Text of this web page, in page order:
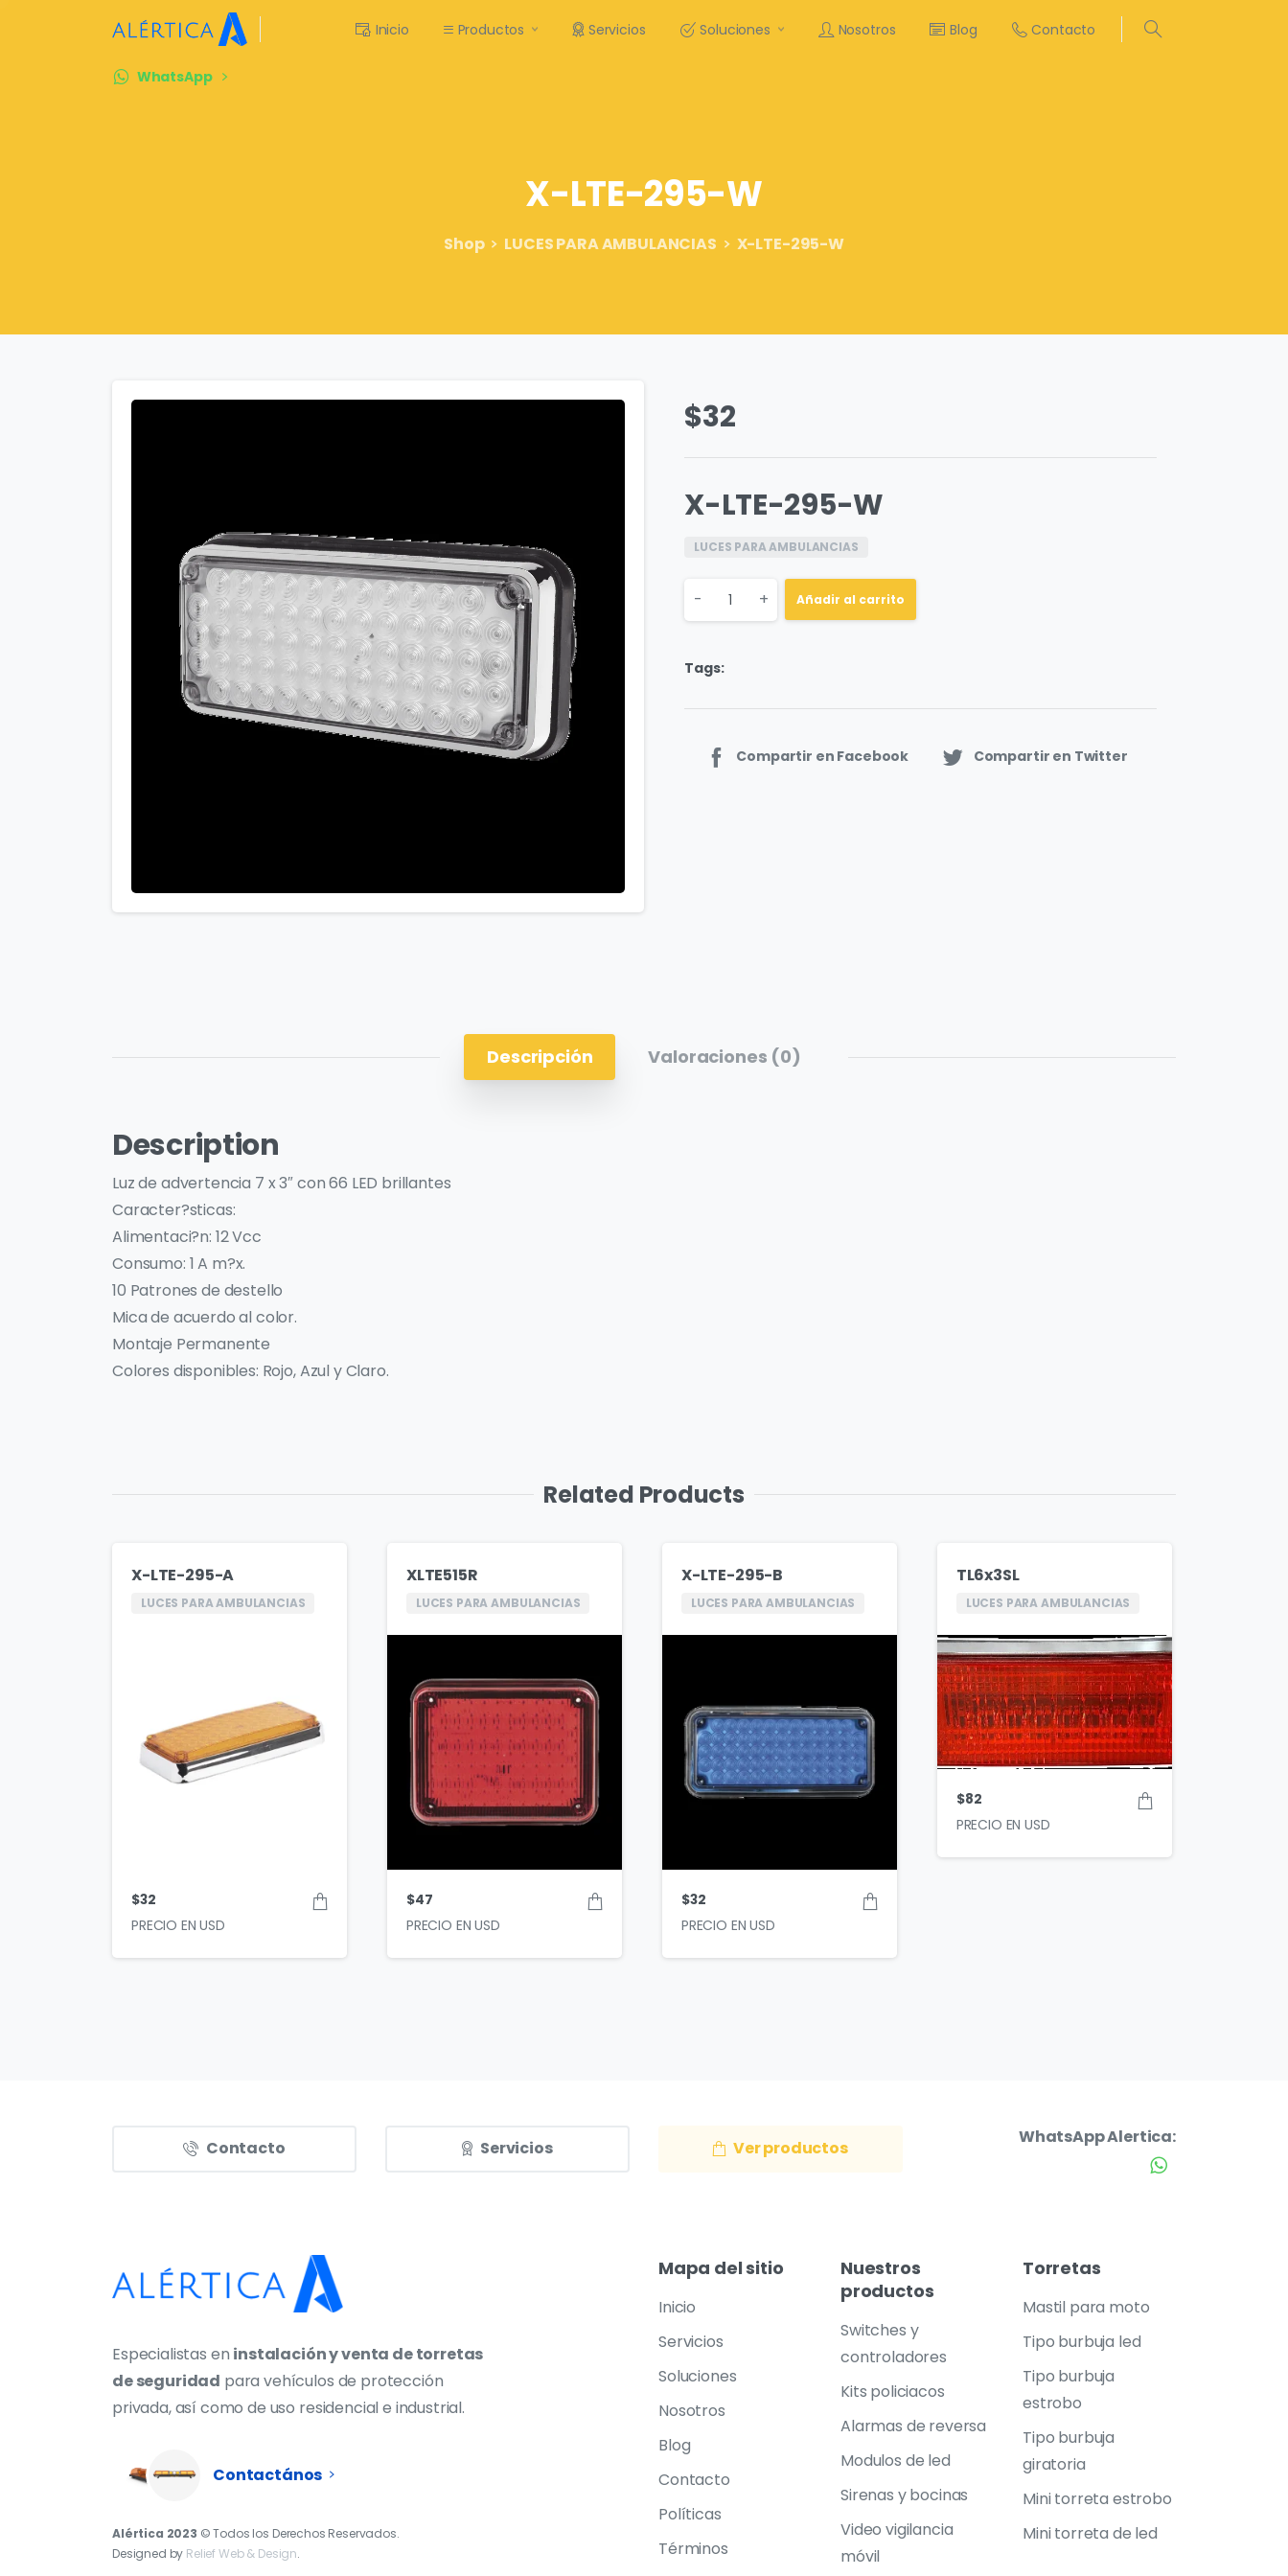
Inicio Productos Servicios Soluciones Nosotros Blog Contacto
Search
WhatsApp
X-LTE-295-W
Shop LUCES PARA AMBULANCIAS X-LTE-295-W
$32
X-LTE-295-W
LUCES PARA AMBULANCIAS
Quantity
- + Añadir al carrito
Tags:
Compartir en Facebook Compartir en Twitter
Descripción Valoraciones (0)
Description
Luz de advertencia 7 x 3″ con 66 LED brillantes
Caracter?sticas:
Alimentaci?n: 12 Vcc
Consumo: 1 A m?x.
10 Patrones de destello
Mica de acuerdo al color.
Montaje Permanente
Colores disponibles: Rojo, Azul y Claro.
Related Products
X-LTE-295-A
LUCES PARA AMBULANCIAS
$32
XLTE515R
LUCES PARA AMBULANCIAS
$47
X-LTE-295-B
LUCES PARA AMBULANCIAS
$32
TL6x3SL
LUCES PARA AMBULANCIAS
$82
Contacto Servicios Ver productos
WhatsApp Alertica:
Especialistas en instalación y venta de torretas
de seguridad para vehículos de protección
privada, así como de uso residencial e industrial.
Contactános
Alértica 2023 © Todos los Derechos Reservados.
Designed by Relief Web & Design.
Mapa delsitio
Inicio
Servicios
Soluciones
Nosotros
Blog
Contacto
Políticas
Términos
Nuestros
productos
Switches y
controladores
Kits policiacos
Alarmas de reversa
Modulos de led
Sirenas y bocinas
Video vigilancia
móvil
Torretas
Mastil para moto
Tipo burbuja led
Tipo burbuja
estrobo
Tipo burbuja
giratoria
Mini torreta estrobo
Mini torreta de led